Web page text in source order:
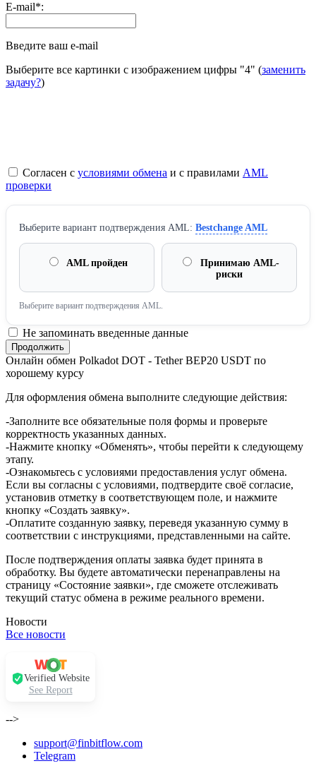
E-mail*:
Введите ваш e-mail
Выберите все картинки с изображением цифры "4" (заменить
задачу?)
Согласен с условиями обмена и с правилами AML
проверки
Выберите вариант подтверждения AML: Bestchange AML
AML пройден
Принимаю AML-
риски
Выберите вариант подтверждения AML.
Не запоминать введенные данные
Онлайн обмен Polkadot DOT - Tether BEP20 USDT по
хорошему курсу
Для оформления обмена выполните следующие действия:
-Заполните все обязательные поля формы и проверьте
корректность указанных данных.
-Нажмите кнопку «Обменять», чтобы перейти к следующему
этапу.
-Ознакомьтесь с условиями предоставления услуг обмена.
Если вы согласны с условиями, подтвердите своё согласие,
установив отметку в соответствующем поле, и нажмите
кнопку «Создать заявку».
-Оплатите созданную заявку, переведя указанную сумму в
соответствии с инструкциями, представленными на сайте.
После подтверждения оплаты заявка будет принята в
обработку. Вы будете автоматически перенаправлены на
страницу «Состояние заявки», где сможете отслеживать
текущий статус обмена в режиме реального времени.
Новости
Все новости
Verified Website
See Report
-->
support@finbitflow.com
Telegram